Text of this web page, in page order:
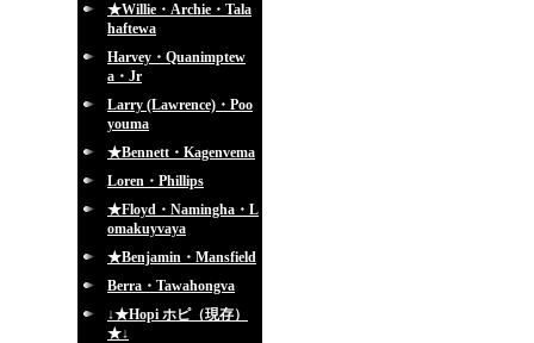
★Willie・Archie・Tala
haftewa
Harvey・Quanimptew
a・Jr
Larry (Lawrence)・Poo
youma
★Bennett・Kagenvema
Loren・Phillips
★Floyd・Namingha・L
omakuyvaya
★Benjamin・Mansfield
Berra・Tawahongva
↓★Hopi ホピ（現存）
★↓